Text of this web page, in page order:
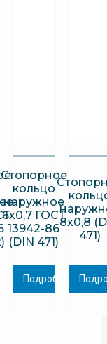
Стопорное
кольцо
наружное
6х0,7 ГОСТ
13942-86
(DIN 471)
Подробнее
8х0,8
471)